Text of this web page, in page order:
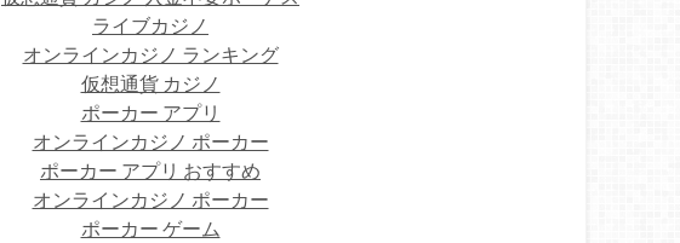
ライブカジノ
オンラインカジノ ランキング
仮想通貨 カジノ
ポーカー アプリ
オンラインカジノ ポーカー
ポーカー アプリ おすすめ
オンラインカジノ ポーカー
ポーカー ゲーム